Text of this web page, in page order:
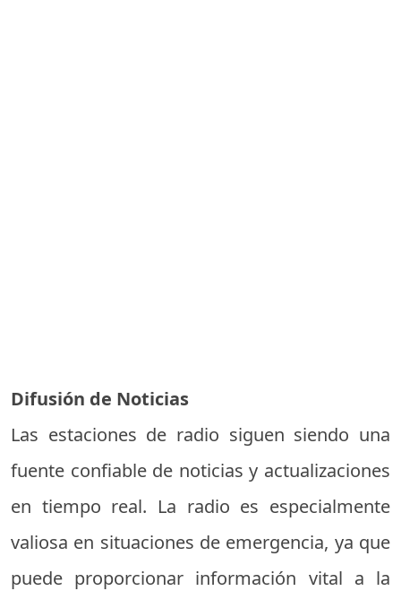
Difusión de Noticias
Las estaciones de radio siguen siendo una
fuente confiable de noticias y actualizaciones
en tiempo real. La radio es especialmente
valiosa en situaciones de emergencia, ya que
puede proporcionar información vital a la